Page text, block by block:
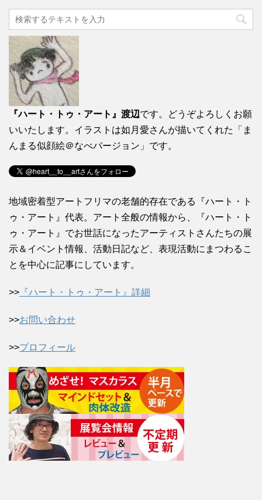
『ハート・トゥ・アート』渡辺です。どうぞよろしくお願
いいたします。イラストは如月愛さんが描いてくれた「ま
んまる似顔絵＠なべバージョン」です。
地域密着型アートフリマの老舗的存在である『ハート・ト
ゥ・アート』代表。アート全般の情報から、『ハート・ト
ゥ・アート』でお世話になったアーティストさんたちの展
示＆イベント情報、活動日記など、表現活動にまつわるこ
とを中心に記事にしています。
>> 『ハート・トゥ・アート』詳細
>>お問い合わせ
>>プロフィール